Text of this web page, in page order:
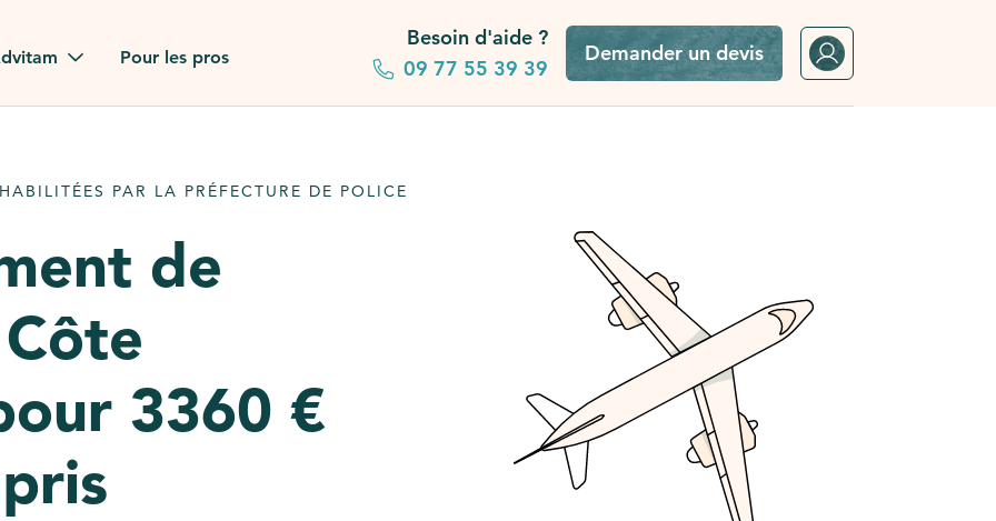
dans la presse
?
notre FAQ
Pour les pros
Besoin d'aide ?
09 77 55 39 39
Demander un devis
PAR LA PRÉFECTURE DE POLICE
de
3360 €